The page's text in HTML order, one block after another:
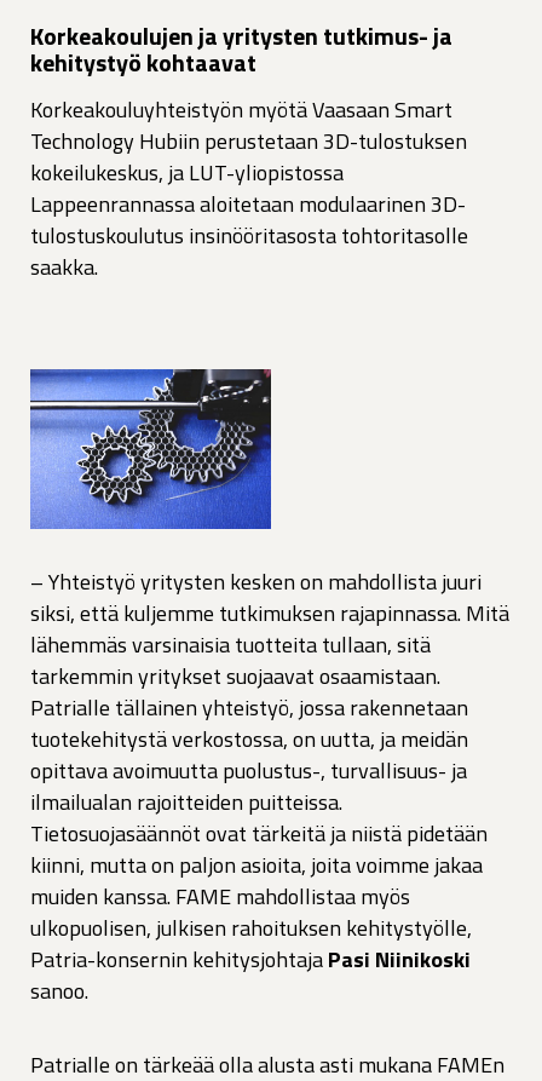
Korkeakoulujen ja yritysten tutkimus- ja
kehitystyö kohtaavat
Korkeakouluyhteistyön myötä Vaasaan Smart
Technology Hubiin perustetaan 3D-tulostuksen
kokeilukeskus, ja LUT-yliopistossa
Lappeenrannassa aloitetaan modulaarinen 3D-
tulostuskoulutus insinööritasosta tohtoritasolle
saakka.
– Yhteistyö yritysten kesken on mahdollista juuri
siksi, että kuljemme tutkimuksen rajapinnassa. Mitä
lähemmäs varsinaisia tuotteita tullaan, sitä
tarkemmin yritykset suojaavat osaamistaan.
Patrialle tällainen yhteistyö, jossa rakennetaan
tuotekehitystä verkostossa, on uutta, ja meidän
opittava avoimuutta puolustus-, turvallisuus- ja
ilmailualan rajoitteiden puitteissa.
Tietosuojasäännöt ovat tärkeitä ja niistä pidetään
kiinni, mutta on paljon asioita, joita voimme jakaa
muiden kanssa. FAME mahdollistaa myös
ulkopuolisen, julkisen rahoituksen kehitystyölle,
Patria-konsernin kehitysjohtajaPasi Niinikoski
sanoo.
Patrialle on tärkeää olla alusta asti mukana FAMEn